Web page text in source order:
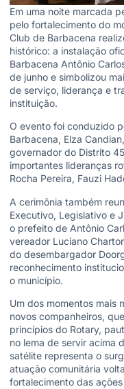
Em uma noite marcada
pelo fortalecimento do
Club de Barbacena
histórico: a instalação
Barbacena Antônio
de junho e simbolizou
de serviço, liderança e
instituição.
O evento foi conduzido
Barbacena, Elza
governador do Distrito
importantes lideranças
Rocha Pereira, Fauzi
A cerimônia também
Executivo, Legislativo e
o prefeito de Antônio
vereador Luciano
do desembargador
reconhecimento
o município.
Um dos momentos mais
novos companheiros,
princípios do Rotary,
no lema de servir acima
satélite representa o
atuação comunitária
fortalecimento das